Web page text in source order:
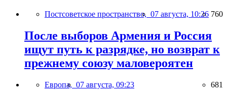
Постсоветское пространство, 07 августа, 10:26 760
После выборов Армения и Россия
ищут путь к разрядке, но возврат к
прежнему союзу маловероятен
Европа, 07 августа, 09:23 681